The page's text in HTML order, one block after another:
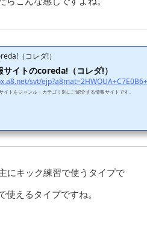
（コレダ!）
サイトのcoreda!（コレダ!）
イトをジャンル・カテゴリ別にご紹介する情報サイトです。
にキック練習で使うタイプで
えるタイプですね。